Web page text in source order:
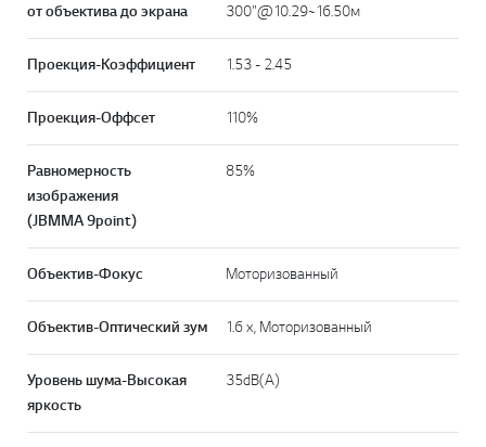
от объектива до экрана
300"@10.29~16.50м
Проекция-Коэффициент 1.53 - 2.45
Проекция-Оффсет 110%
Равномерность
изображения
(JBMMA 9point)
85%
Объектив-Фокус Моторизованный
Объектив-Оптический зум 1.6 x, Моторизованный
Уровень шума-Высокая
яркость
35dB(A)